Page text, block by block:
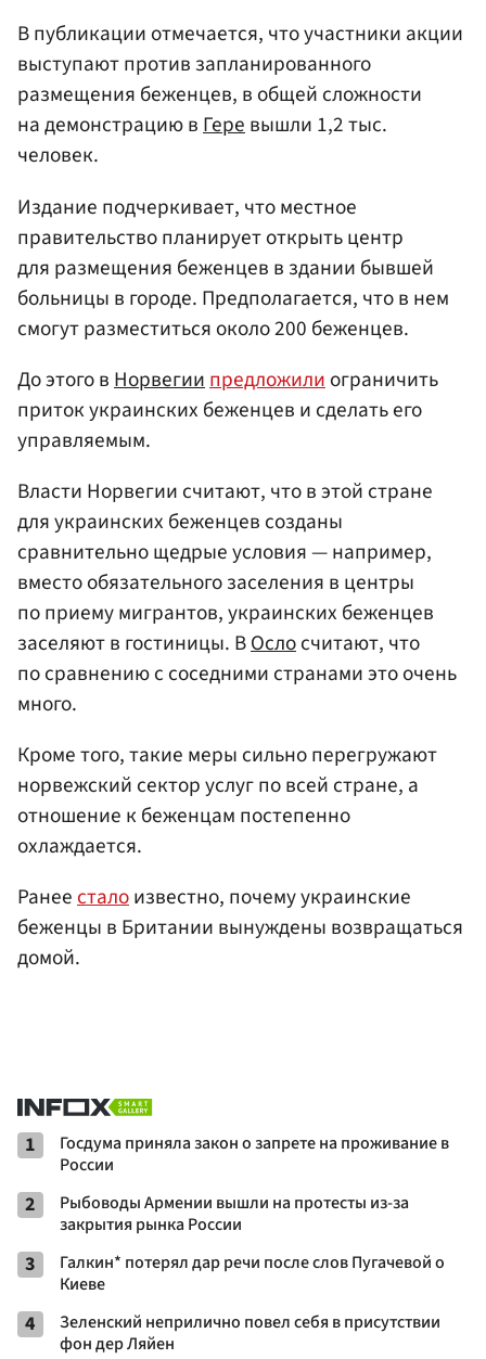
В публикации отмечается, что участники акции
выступают против запланированного
размещения беженцев, в общей сложности
на демонстрацию вГеревышли 1,2 тыс.
человек.
Издание подчеркивает, что местное
правительство планирует открыть центр
для размещения беженцев в здании бывшей
больницы в городе. Предполагается, что в нем
смогут разместиться около 200 беженцев.
До этого вНорвегиипредложилиограничить
приток украинских беженцев и сделать его
управляемым.
Власти Норвегии считают, что в этой стране
для украинских беженцев созданы
сравнительно щедрые условия — например,
вместо обязательного заселения в центры
по приему мигрантов, украинских беженцев
заселяют в гостиницы. ВОслосчитают, что
по сравнению с соседними странами это очень
много.
Кроме того, такие меры сильно перегружают
норвежский сектор услуг по всей стране, а
отношение к беженцам постепенно
охлаждается.
Ранеесталоизвестно, почему украинские
беженцы в Британии вынуждены возвращаться
домой.
1
Госдума приняла закон о запрете на проживание в
России
2
Рыбоводы Армении вышли на протесты из-за
закрытия рынка России
3
Галкин* потерял дар речи после слов Пугачевой о
Киеве
4
Зеленский неприлично повел cебя в присутствии
фон дер Ляйен